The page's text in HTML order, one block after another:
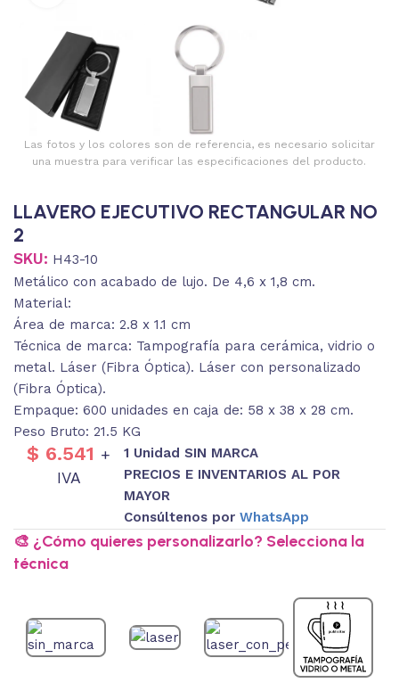
Las fotos y los colores son de referencia, es necesario solicitar
una muestra para verificar las especificaciones del producto.
LLAVERO EJECUTIVO RECTANGULAR NO
2
SKU: H43-10
Metálico con acabado de lujo. De 4,6 x 1,8 cm.
Material:
Área de marca: 2.8 x 1.1 cm
Técnica de marca: Tampografía para cerámica, vidrio o
metal. Láser (Fibra Óptica). Láser con personalizado
(Fibra Óptica).
Empaque: 600 unidades en caja de: 58 x 38 x 28 cm.
Peso Bruto: 21.5 KG
$ 6.541 +
IVA
1 Unidad SIN MARCA
PRECIOS E INVENTARIOS AL POR
MAYOR
Consúltenos porWhatsApp
🎨 ¿Cómo quieres personalizarlo? Selecciona la
técnica